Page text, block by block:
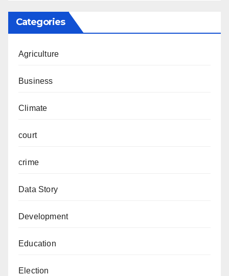
Categories
Agriculture
Business
Climate
court
crime
Data Story
Development
Education
Election